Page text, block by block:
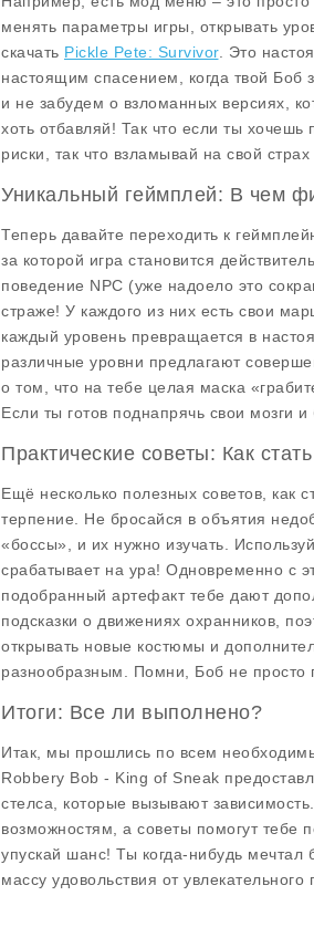
менять параметры игры, открывать
скачать Pickle Pete: Survivor. Это
настоящим спасением, когда твой Боб
и не забудем о взломанных версиях,
хоть отбавляй! Так что если ты хочешь
риски, так что взламывай на свой страх
Уникальный геймплей: В чем
Теперь давайте переходить к
за которой игра становится
поведение NPC (уже надоело это
страже! У каждого из них есть свои
каждый уровень превращается в
различные уровни предлагают
о том, что на тебе целая маска
Если ты готов поднапрячь свои мозги
Практические советы: Как
Ещё несколько полезных советов, как
терпение. Не бросайся в объятия
«боссы», и их нужно изучать.
срабатывает на ура! Одновременно с
подобранный артефакт тебе дают
подсказки о движениях охранников,
открывать новые костюмы и
разнообразным. Помни, Боб не просто
Итоги: Все ли выполнено?
Итак, мы прошлись по всем
Robbery Bob - King of Sneak
стелса, которые вызывают
возможностям, а советы помогут тебе
упускай шанс! Ты когда-нибудь
массу удовольствия от увлекательного